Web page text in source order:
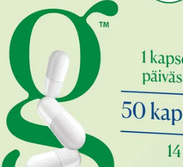
Avaa tuotekuva suurennettuna